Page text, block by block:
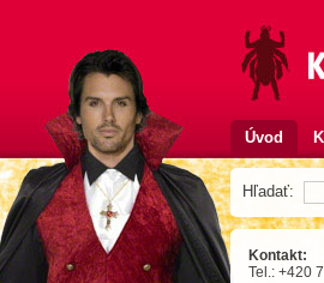
Úvod
Hľadať:
Kontakt:
Tel.: +420